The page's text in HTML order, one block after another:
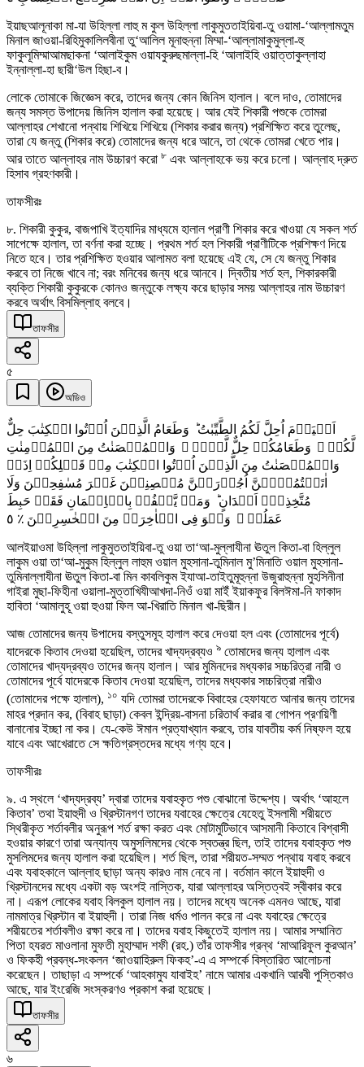
ইয়াছআলূনাকা মা-যা উহিল্লা লাহু ম কুল উহিল্লা লাকুমুততাইয়িবা-তু ওয়ামা-‘আল্লামতুম
মিনাল জাওয়া-রিহিমুকালিলবীনা তু‘আলিল মূনাহুন্না মিম্মা-‘আল্লামাকুমুল্লা-হু
ফাকুলূমিম্মাআমছাকনা ‘আলাইকুম ওয়াযকুরুছমাল্লা-হি ‘আলাইহি ওয়াত্তাকুল্লাহা
ইন্নাল্লা-হা ছারী‘উল হিছা-ব।
লোকে তোমাকে জিজ্ঞেস করে, তাদের জন্য কোন জিনিস হালাল। বলে দাও, তোমাদের
জন্য সমস্ত উপাদেয় জিনিস হালাল করা হয়েছে। আর যেই শিকারী পশুকে তোমরা
আল্লাহর শেখানো পন্থায় শিখিয়ে শিখিয়ে (শিকার করার জন্য) প্রশিক্ষিত করে তুলেছ,
তারা যে জন্তু (শিকার করে) তোমাদের জন্য ধরে আনে, তা থেকে তোমরা খেতে পার।
আর তাতে আল্লাহর নাম উচ্চারণ করো ৮ এবং আল্লাহকে ভয় করে চলো। আল্লাহ দ্রুত
হিসাব গ্রহণকারী।
তাফসীরঃ
৮. শিকারী কুকুর, বাজপাখি ইত্যাদির মাধ্যমে হালাল প্রাণী শিকার করে খাওয়া যে সকল শর্ত
সাপেক্ষে হালাল, তা বর্ণনা করা হচ্ছে। প্রথম শর্ত হল শিকারী প্রাণীটিকে প্রশিক্ষণ দিয়ে
নিতে হবে। তার প্রশিক্ষিত হওয়ার আলামত বলা হয়েছে এই যে, সে যে জন্তু শিকার
করবে তা নিজে খাবে না; বরং মনিবের জন্য ধরে আনবে। দ্বিতীয় শর্ত হল, শিকারকারী
ব্যক্তি শিকারী কুকুরকে কোনও জন্তুকে লক্ষ্য করে ছাড়ার সময় আল্লাহর নাম উচ্চারণ
করবে অর্থাৎ বিসমিল্লাহ বলবে।
তাফসীর
৫
অডিও
اَلۡیَوۡمَ اُحِلَّ لَکُمُ الطَّیِّبٰتُ ؕ وَطَعَامُ الَّذِیۡنَ اُوۡتُوا الۡکِتٰبَ حِلٌّ
لَّکُمۡ ۪ وَطَعَامُکُمۡ حِلٌّ لَّہُمۡ ۫ وَالۡمُحۡصَنٰتُ مِنَ الۡمُؤۡمِنٰتِ
وَالۡمُحۡصَنٰتُ مِنَ الَّذِیۡنَ اُوۡتُوا الۡکِتٰبَ مِنۡ قَبۡلِکُمۡ اِذَاۤ
اٰتَیۡتُمُوۡہُنَّ اُجُوۡرَہُنَّ مُحۡصِنِیۡنَ غَیۡرَ مُسٰفِحِیۡنَ وَلَا
مُتَّخِذِیۡۤ اَخۡدَانٍ ؕ وَمَنۡ یَّکۡفُرۡ بِالۡاِیۡمَانِ فَقَدۡ حَبِطَ
عَمَلُہٗ ۫ وَہُوَ فِی الۡاٰخِرَۃِ مِنَ الۡخٰسِرِیۡنَ ٪ ٥
আলইয়াওমা উহিল্লা লাকুমুততাইয়িবা-তু ওয়া তা‘আ-মুল্লাযীনা ঊতুল কিতা-বা হিল্লুল
লাকুম ওয়া তা‘আ-মুকুম হিল্লুল লাহুম ওয়াল মুহসানা-তুমিনাল মু’মিনাতি ওয়াল মুহসানা-
তুমিনাল্লাযীনা ঊতুল কিতা-বা মিন কাবলিকুম ইযাআ-তাইতুমূহুন্না উজুরাহুন্না মুহসিনীনা
গাইরা মুছা-ফিহীনা ওয়ালা-মুত্তাখিযীআখদা-নিওঁ ওয়া মাইঁ ইয়াকফুর বিলঈমা-নি ফাকাদ
হাবিতা ‘আমালুহূ ওয়া হুওয়া ফিল আ-খিরাতি মিনাল খা-ছিরীন।
আজ তোমাদের জন্য উপাদেয় বস্তুসমূহ হালাল করে দেওয়া হল এবং (তোমাদের পূর্বে)
যাদেরকে কিতাব দেওয়া হয়েছিল, তাদের খাদ্যদ্রব্যও ৯ তোমাদের জন্য হালাল এবং
তোমাদের খাদ্যদ্রব্যও তাদের জন্য হালাল। আর মুমিনদের মধ্যকার সচ্চরিত্রা নারী ও
তোমাদের পূর্বে যাদেরকে কিতাব দেওয়া হয়েছিল, তাদের মধ্যকার সচ্চরিত্রা নারীও
(তোমাদের পক্ষে হালাল), ১০ যদি তোমরা তাদেরকে বিবাহের হেফাযতে আনার জন্য তাদের
মাহর প্রদান কর, (বিবাহ ছাড়া) কেবল ইন্দ্রিয়-বাসনা চরিতার্থ করার বা গোপন প্রণয়িণী
বানানোর ইচ্ছা না কর। যে-কেউ ঈমান প্রত্যাখ্যান করবে, তার যাবতীয় কর্ম নিষ্ফল হয়ে
যাবে এবং আখেরাতে সে ক্ষতিগ্রস্তদের মধ্যে গণ্য হবে।
তাফসীরঃ
৯. এ স্থলে ‘খাদ্যদ্রব্য’ দ্বারা তাদের যবাহকৃত পশু বোঝানো উদ্দেশ্য। অর্থাৎ ‘আহলে
কিতাব’ তথা ইয়াহুদী ও খ্রিস্টানগণ তাদের যবাহের ক্ষেত্রে যেহেতু ইসলামী শরীয়তে
স্থিরীকৃত শর্তাবলীর অনুরূপ শর্ত রক্ষা করত এবং মোটামুটিভাবে আসমানী কিতাবে বিশ্বাসী
হওয়ার কারণে তারা অন্যান্য অমুসলিমদের থেকে স্বতন্ত্র ছিল, তাই তাদের যবাহকৃত পশু
মুসলিমদের জন্য হালাল করা হয়েছিল। শর্ত ছিল, তারা শরীয়ত-সম্মত পন্থায় যবাহ করবে
এবং যবাহকালে আল্লাহ ছাড়া অন্য কারও নাম নেবে না। বর্তমান কালে ইয়াহুদী ও
খ্রিস্টানদের মধ্যে একটা বড় অংশই নাস্তিক, যারা আল্লাহর অস্তিত্বই স্বীকার করে
না। এরূপ লোকের যবাহ বিলকুল হালাল নয়। তাদের মধ্যে অনেক এমনও আছে, যারা
নামমাত্র খ্রিস্টান বা ইয়াহুদী। তারা নিজ ধর্মও পালন করে না এবং যবাহের ক্ষেত্রে
শরীয়তের শর্তাবলীও রক্ষা করে না। তাদের যবাহ কিছুতেই হালাল নয়। আমার সম্মানিত
পিতা হযরত মাওলানা মুফতী মুহাম্মাদ শফী (রহ.) তাঁর তাফসীর গ্রন্থ ‘মাআরিফুল কুরআন’
ও ফিকহী প্রবন্ধ-সংকলন ‘জাওয়াহিরুল ফিকহ’-এ এ সম্পর্কে বিস্তারিত আলোচনা
করেছেন। তাছাড়া এ সম্পর্কে ‘আহকামুয যাবাইহ’ নামে আমার একখানি আরবী পুস্তিকাও
আছে, যার ইংরেজি সংস্করণও প্রকাশ করা হয়েছে।
তাফসীর
৬